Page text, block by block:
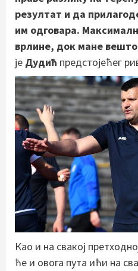
резултат и да
им одговара.
врлине, док мане вешто
је Дудић предстојећег
Као и на свакој
ће и овога пута ићи на